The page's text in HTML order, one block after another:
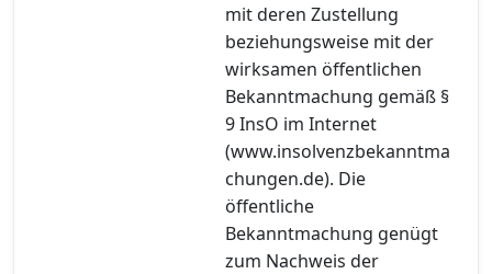
mit deren Zustellung
beziehungsweise mit der
wirksamen öffentlichen
Bekanntmachung gemäß §
9 InsO im Internet
(www.insolvenzbekanntma
chungen.de). Die
öffentliche
Bekanntmachung genügt
zum Nachweis der